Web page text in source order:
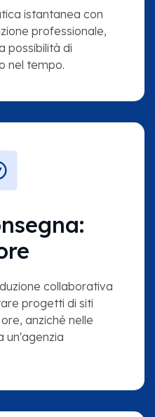
istantanea con
professionale,
possibilità di
nel tempo.
collaborativa
progetti di siti
anziché nelle
un'agenzia